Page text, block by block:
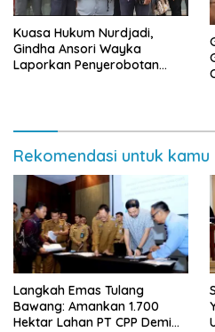
Kuasa Hukum Nurdjadi,
Gindha Ansori Wayka
Laporkan Penyerobotan
Rekomendasi untuk kamu
Langkah Emas Tulang
Bawang: Amankan 1.700
Hektar Lahan PT CPP Demi